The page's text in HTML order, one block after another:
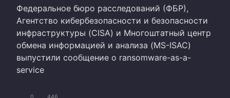
Федеральное бюро расследований (ФБР),
Агентство кибербезопасности и безопасности
инфраструктуры (CISA) и Многоштатный центр
обмена информацией и анализа (MS-ISAC)
выпустили сообщение о ransomware-as-a-
service
0 446